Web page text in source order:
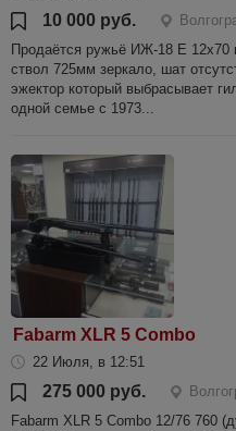
10 000 руб.
Продаётся ружьё ИЖ-18 Е 12х70
ствол 725мм зеркало, шат
эжектор который выбрасывает
одной семье с 1973...
Fabarm XLR 5 Combo
22 Июля, в 12:51
275 000 руб.
Fabarm XLR 5 Combo 12/76 760